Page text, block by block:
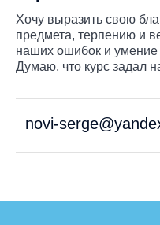
Хочу выразить свою
предмета, терпению и
наших ошибок и умение
Думаю, что курс задал
novi-